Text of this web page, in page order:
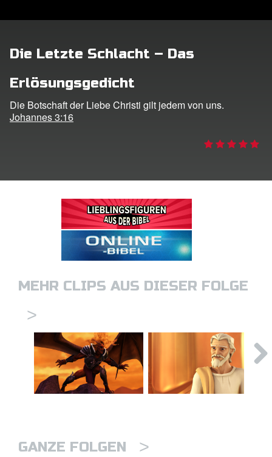
Die Letzte Schlacht – Das
Erlösungsgedicht
Die Botschaft der Liebe Christi gilt jedem von uns.
Johannes 3:16
MEHR CLIPS AUS DIESER FOLGE
>
GANZE FOLGEN >